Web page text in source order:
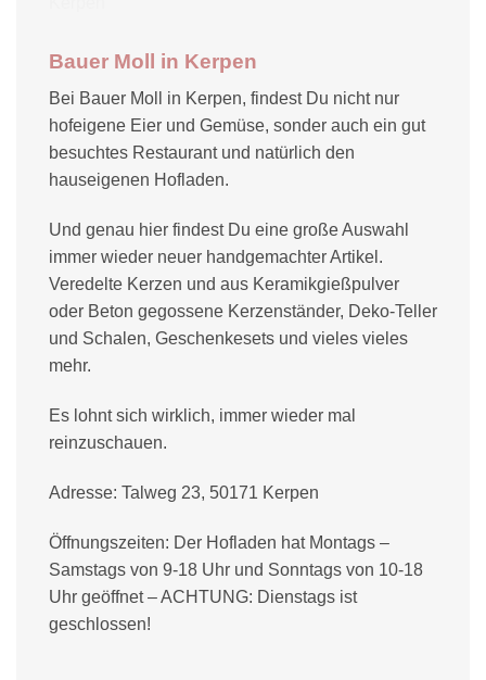
Bauer Moll in Kerpen
Bei Bauer Moll in Kerpen, findest Du nicht nur
hofeigene Eier und Gemüse, sonder auch ein gut
besuchtes Restaurant und natürlich den
hauseigenen Hofladen.
Und genau hier findest Du eine große Auswahl
immer wieder neuer handgemachter Artikel.
Veredelte Kerzen und aus Keramikgießpulver
oder Beton gegossene Kerzenständer, Deko-Teller
und Schalen, Geschenkesets und vieles vieles
mehr.
Es lohnt sich wirklich, immer wieder mal
reinzuschauen.
Adresse: Talweg 23, 50171 Kerpen
Öffnungszeiten: Der Hofladen hat Montags –
Samstags von 9-18 Uhr und Sonntags von 10-18
Uhr geöffnet – ACHTUNG: Dienstags ist
geschlossen!